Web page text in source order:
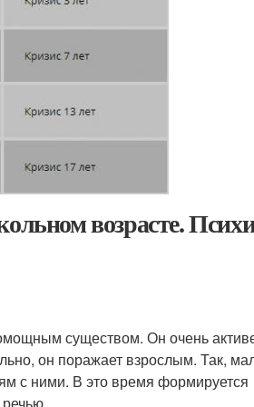
возрасте.
существом. Он очень
он поражает взрослым. Так,
с ними. В это время формируется